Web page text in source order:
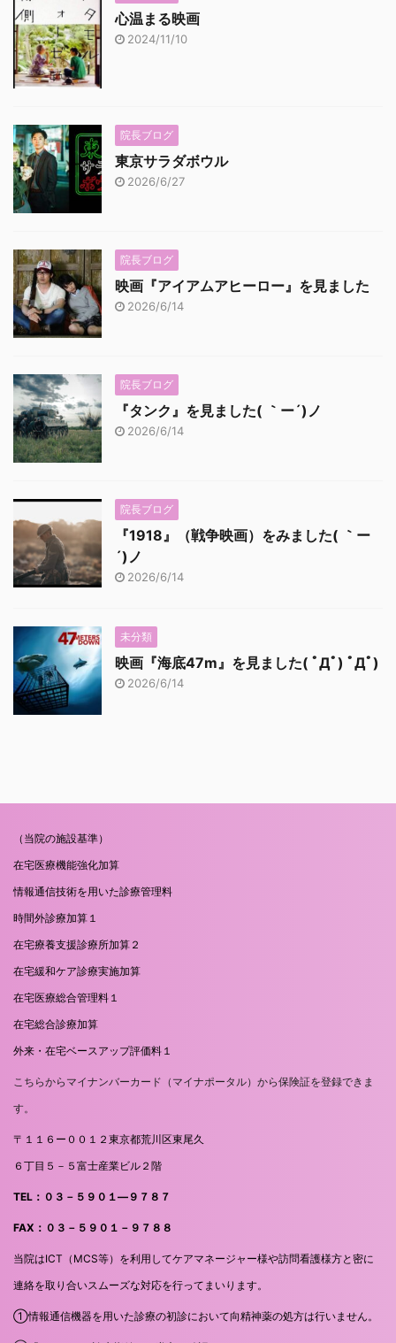
心温まる映画
2024/11/10
院長ブログ
東京サラダボウル
2026/6/27
院長ブログ
映画『アイアムアヒーロー』を見ました
2026/6/14
院長ブログ
『タンク』を見ました( ｀ー´)ノ
2026/6/14
院長ブログ
『1918』（戦争映画）をみました( ｀ー
´)ノ
2026/6/14
未分類
映画『海底47m』を見ました( ﾟДﾟ) ﾟДﾟ)
2026/6/14
（当院の施設基準）
在宅医療機能強化加算
情報通信技術を用いた診療管理料
時間外診療加算１
在宅療養支援診療所加算２
在宅緩和ケア診療実施加算
在宅医療総合管理料１
在宅総合診療加算
外来・在宅ベースアップ評価料１
こちらからマイナンバーカード（マイナポータル）から保険証を登録できま
す。
〒１１６ー００１２東京都荒川区東尾久
６丁目５－５富士産業ビル２階
TEL：０３－５９０１―９７８７
FAX：０３－５９０１－９７８８
当院はICT（MCS等）を利用してケアマネージャー様や訪問看護様方と密に
連絡を取り合いスムーズな対応を行ってまいります。
①情報通信機器を用いた診療の初診において向精神薬の処方は行いません。